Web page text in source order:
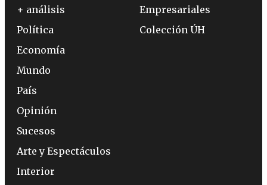
+ análisis
Política
Economía
Mundo
País
Opinión
Sucesos
Arte y Espectáculos
Interior
Empresariales
Colección ÚH